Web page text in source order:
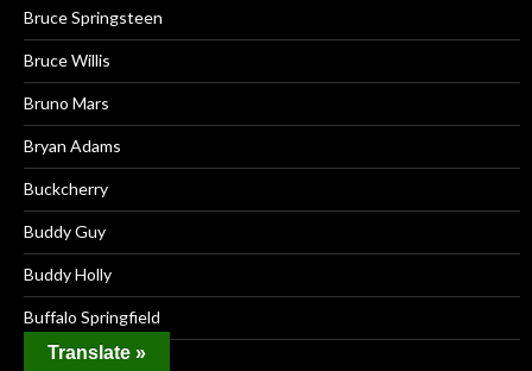
Bruce Springsteen
Bruce Willis
Bruno Mars
Bryan Adams
Buckcherry
Buddy Guy
Buddy Holly
Buffalo Springfield
BushTranslate »